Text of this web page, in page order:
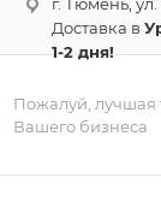
Доставка в
1-2 дня!
Пожалуй, лучшая
Вашего бизнеса